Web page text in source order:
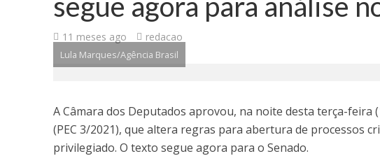
11 meses ago redacao
Lula Marques/Agência Brasil
A Câmara dos Deputados aprovou, na noite desta terça-feira
(PEC 3/2021), que altera regras para abertura de processos
privilegiado. O texto segue agora para o Senado.